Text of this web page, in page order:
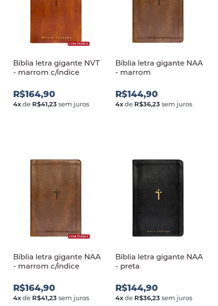
Bíblia letra gigante NVT
- marrom c/índice
R$164,90
4xde R$41,23 sem juros
Bíblia letra gigante NAA
- marrom
R$144,90
4xde R$36,23 sem juros
Bíblia letra gigante NAA
- marrom c/índice
R$164,90
4xde R$41,23 sem juros
Bíblia letra gigante NAA
- preta
R$144,90
4xde R$36,23 sem juros